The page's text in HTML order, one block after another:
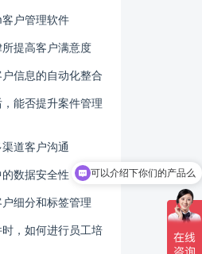
户管理软件
提高客户满意度
信息的自动化整合
能否提升案件管理
道客户沟通
数据安全性
细分和标签管理
，如何进行员工培
可以介绍下你们的产品么